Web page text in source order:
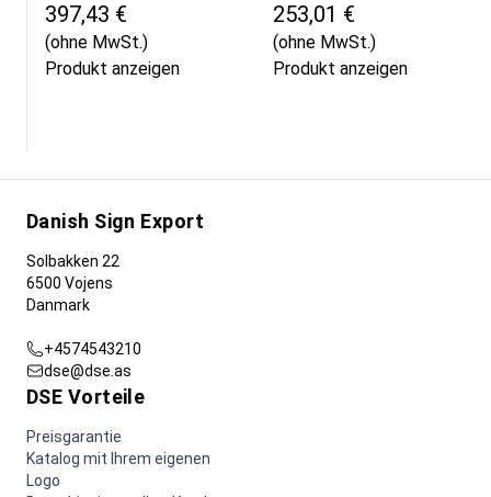
397,43 €
(ohne MwSt.)
Produkt anzeigen
253,01 €
(ohne MwSt.)
Produkt anzeigen
Danish Sign Export
Solbakken 22
6500 Vojens
Danmark
+4574543210
dse@dse.as
DSE Vorteile
Preisgarantie
Katalog mit Ihrem eigenen
Logo